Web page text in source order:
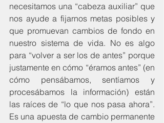
necesitamos una “cabeza auxiliar” que
nos ayude a fijarnos metas posibles y
que promuevan cambios de fondo en
nuestro sistema de vida. No es algo
para “volver a ser los de antes” porque
justamente en cómo “éramos antes” (en
cómo pensábamos, sentíamos y
procesábamos la información) están
las raíces de “lo que nos pasa ahora”.
Es una apuesta de cambio permanente